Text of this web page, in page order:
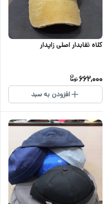
کلاه نقابدار اصلی زاپدار
662,000
افزودن به سبد